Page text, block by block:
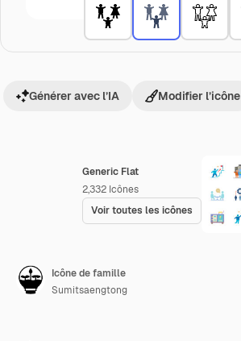
Generic Flat
2,332 Icônes
Voir toutes les icônes
Générer avec l’IA Modifier l’icône
Icône de famille
Sumitsaengtong